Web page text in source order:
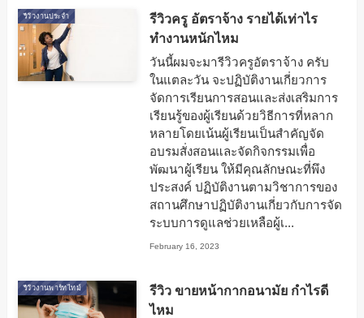
รีวิวงานประจำ
รีวิวครู อัตราจ้าง รายได้เท่าไร
ทำงานหนักไหม
วันนี้ผมจะมารีวิวครูอัตราจ้าง ครับ
ในแตละวัน จะปฏิบัติงานเกี่ยวการ
จัดการเรียนการสอนและส่งเสริมการ
เรียนรู้ของผู้เรียนด้วยวิธีการที่หลาก
หลายโดยเน้นผู้เรียนเป็นสำคัญจัด
อบรมสั่งสอนและจัดกิจกรรมเพื่อ
พัฒนาผู้เรียน ให้มีคุณลักษณะที่พึง
ประสงค์ ปฏิบัติงานตามวิชาการของ
สถานศึกษาปฏิบัติงานเกี่ยวกับการจัด
ระบบการดูแลช่วยเหลือผู้เ...
February 16, 2023
รีวิวงานพาร์ทไทม์
รีวิว ขายหน้ากากอนามัย กำไรดี
ไหม